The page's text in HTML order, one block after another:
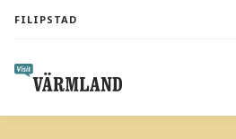
content
FILIPSTAD